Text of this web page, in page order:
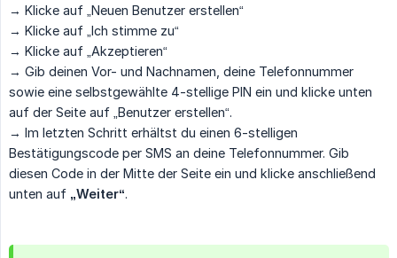
→ Klicke auf „Neuen Benutzer erstellen“
→ Klicke auf „Ich stimme zu“
→ Klicke auf „Akzeptieren“
→ Gib deinen Vor- und Nachnamen, deine Telefonnummer
sowie eine selbstgewählte 4-stellige PIN ein und klicke unten
auf der Seite auf „Benutzer erstellen“.
→ Im letzten Schritt erhältst du einen 6-stelligen
Bestätigungscode per SMS an deine Telefonnummer. Gib
diesen Code in der Mitte der Seite ein und klicke anschließend
unten auf „Weiter“.